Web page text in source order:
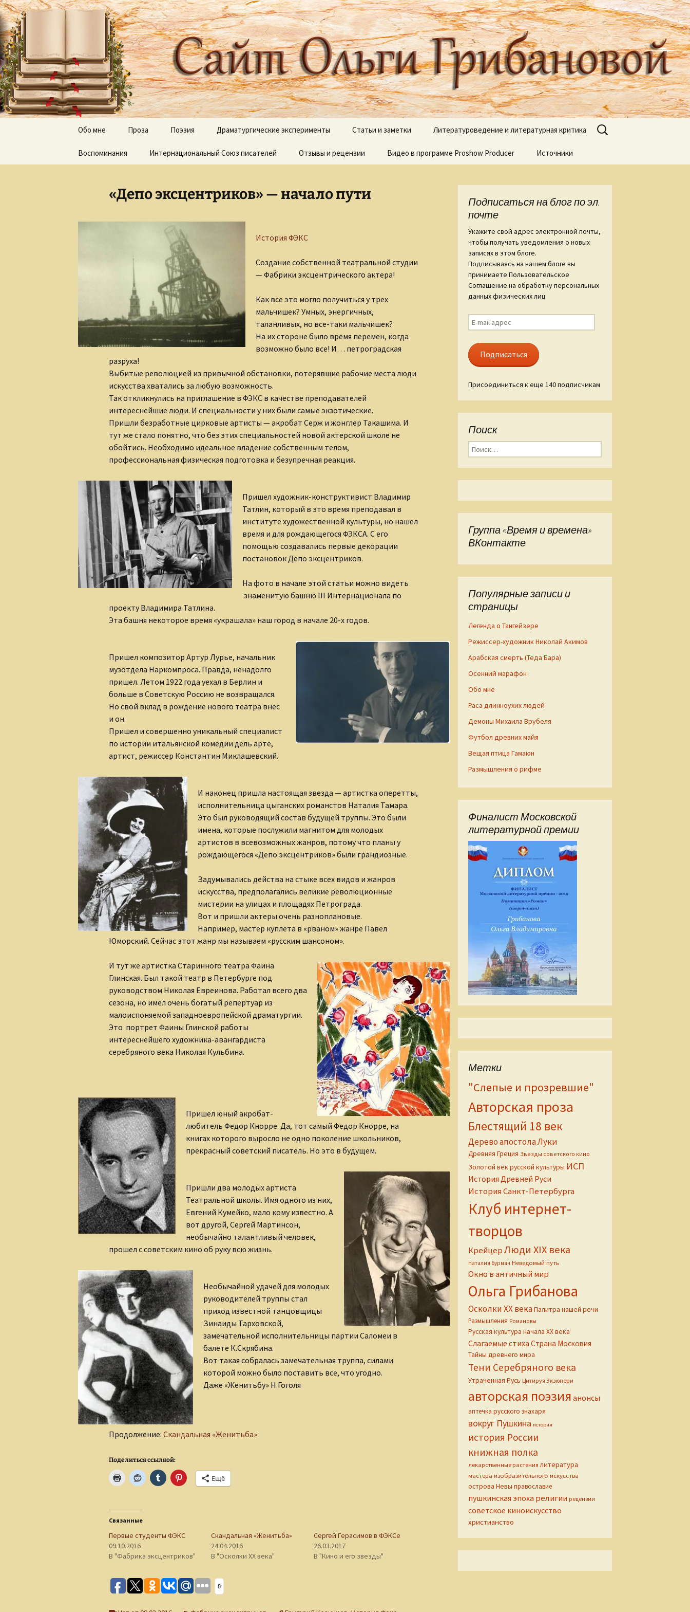
Перейти
к
содержимому
Сайт Ольги Грибановой
Творческое пространство писателя, поэта, публициста, литературоведа Ольги Грибановой
Обо мне Проза
Дерево апостола Луки
Неведомый путь
Слепые и прозревшие
Сказки для взрослых
Поэзия
Отражения, тени и сны
Драматургические эксперименты Статьи и заметки
Блестящий XVIII век
Вокруг Чехова
Золотой век русской
Киевская Русь
Кино и его звезды
Легенды о чудовищах
Мастера
Мир Древнего Египта
Музыка и музыканты
Непостижимая Индия
Окольные пути
христианства
Осколки XX века
Острова моего города
Пиратские истории
Прогулки по
Петербургу
Размышления о
несъедобном
Рождение Медного
Всадника
Романовы
С кого начинается
театр?
Сказания о
Чудотворном
Строителе
Судьбы XIX века
Тайны древних миров
Утраченная Русь
Фабрика эксцентриков
Литературоведение и литературная критика
В дебрях книжных
О моих книгах
Псалмы Веры Горт
Палитра нашей речи
По следам «Слова о
полку Игореве»
Слагаемые стиха
Воспоминания Интернациональный Союз писателей Отзывы и рецензии Видео в программе Proshow Producer Источники
Найти:
«Депо эксцентриков» — начало пути
История ФЭКС
Создание собственной театральной студии
— Фабрики эксцентрического актера!
Как все это могло получиться у трех
мальчишек? Умных, энергичных,
таланливых, но все-таки мальчишек?
На их стороне было время перемен, когда
возможно было все! И… петроградская
разруха!
Выбитые революцией из привычной обстановки, потерявшие рабочие места люди
искусства хватались за любую возможность.
Так откликнулись на приглашение в ФЭКС в качестве преподавателей
интереснейшие люди. И специальности у них были самые экзотические.
Пришли безработные цирковые артисты — акробат Серж и жонглер Такашима. И
тут же стало понятно, что без этих специальностей новой актерской школе не
обойтись. Необходимо идеальное владение собственным телом,
профессиональная физическая подготовка и безупречная реакция.
Пришел художник-конструктивист Владимир
Татлин, который в это время преподавал в
институте художественной культуры, но нашел
время и для рождающегося ФЭКСА. С его
помощью создавались первые декорации
постановок Депо эксцентриков.
На фото в начале этой статьи можно видеть
знаменитую башню III Интернационала по
проекту Владимира Татлина.
Эта башня некоторое время «украшала» наш город в начале 20-х годов.
Пришел композитор Артур Лурье, начальник
музотдела Наркомпроса. Правда, ненадолго
пришел. Летом 1922 года уехал в Берлин и
больше в Советскую Россию не возвращался.
Но свой вклад в рождение нового театра внес
и он.
Пришел и совершенно уникальный специалист
по истории итальянской комедии дель арте,
артист, режиссер Константин Миклашевский.
И наконец пришла настоящая звезда — артистка оперетты,
исполнительница цыганских романстов Наталия Тамара.
Это был руководящий состав будущей труппы. Это были
имена, которые послужили магнитом для молодых
артистов в всевозможных жанров, потому что планы у
рождающегося «Депо эксцентриков» были грандиозные.
Задумывались действа на стыке всех видов и жанров
искусства, предполагались великие революционные
мистерии на улицах и площадях Петрограда.
Вот и пришли актеры очень разноплановые.
Например, мастер куплета в «рваном» жанре Павел
Юморский. Сейчас этот жанр мы называем «русским шансоном».
И тут же артистка Старинного театра Фаина
Глинская. Был такой театр в Петербурге под
руководством Николая Евреинова. Работал всего два
сезона, но имел очень богатый репертуар из
малоиспоняемой западноевропейской драматургии.
Это портрет Фаины Глинской работы
интереснейшего художника-авангардиста
серебряного века Николая Кульбина.
Пришел юный акробат-
любитель Федор Кнорре. Да, тот самый Федор Кнорре, на
книгах которого выросло не одно поколение школьников,
прекрасный советский писатель. Но это в будущем.
Пришли два молодых артиста
Театральной школы. Имя одного из них,
Евгений Кумейко, мало кому известно. А
вот другой, Сергей Мартинсон,
необычайно талантливый человек,
прошел с советским кино об руку всю жизнь.
Необычайной удачей для молодых
руководителей труппы стал
приход известной танцовщицы
Зинаиды Тарховской,
замечательной исполнительницы партии Саломеи в
балете К.Скрябина.
Вот такая собралась замечательная труппа, силами
которой можно было поставить все, что угодно.
Даже «Женитьбу» Н.Гоголя
Продолжение: Скандальная «Женитьба»
Поделиться ссылкой:
Ещё
Связанные
Первые студенты ФЭКС
09.10.2016
В "Фабрика эксцентриков"
Скандальная «Женитьба»
24.04.2016
В "Осколки XX века"
Сергей Герасимов в ФЭКСе
26.03.2017
В "Кино и его звезды"
8
Подписаться на блог по эл.
почте
Укажите свой адрес электронной почты,
чтобы получать уведомления о новых
записях в этом блоге.
Подписываясь на нашем блоге вы
принимаете Пользовательское
Соглашение на обработку персональных
данных физических лиц
E-
mail
Подписаться
Присоединиться к еще 140 подписчикам
Поиск
Найти:
Группа «Время и времена»
ВКонтакте
Популярные записи и
страницы
Легенда о Тангейзере
Режиссер-художник Николай Акимов
Арабская смерть (Теда Бара)
Осенний марафон
Обо мне
Раса длинноухих людей
Демоны Михаила Врубеля
Футбол древних майя
Вещая птица Гамаюн
Размышления о рифме
Финалист Московской
литературной премии
Метки
"Слепые и прозревшие"
Авторская проза
Блестящий 18 век
Дерево апостола Луки
Древняя Греция Звезды советского кино
Золотой век русской культуры ИСП
История Древней Руси
История Санкт-Петербурга
Клуб интернет-
творцов
КрейцерЛюди XIX века
Наталия Бурман Неведомый путь
Окно в античный мир
Ольга Грибанова
Осколки ХХ векаПалитра нашей речи
Размышления Романовы
Русская культура начала ХХ века
Слагаемые стиха Страна Московия
Тайны древнего мира
Тени Серебряного века
Утраченная Русь Цитируя Экзюпери
авторская поэзия анонсы
аптечка русского знахаря
вокруг Пушкина история
история России
книжная полка
лекарственные растения литература
мастера изобразительного искусства
острова Невы православие
пушкинская эпоха религии рецензии
советское киноискусство
христианство